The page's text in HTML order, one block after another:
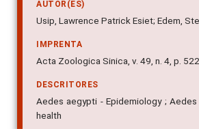
AUTOR(ES)
Usip, Lawrence Patrick Esiet; Edem,
IMPRENTA
Acta Zoologica Sinica, v. 49, n. 4, p.
DESCRITORES
Aedes aegypti - Epidemiology ;
health